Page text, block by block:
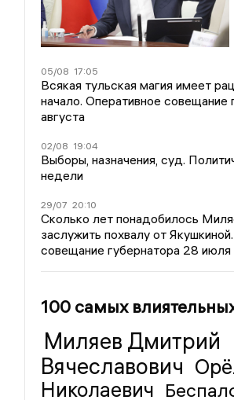
05/08 17:05
Всякая тульская магия имеет
начало. Оперативное совещание
августа
02/08 19:04
Выборы, назначения, суд.
недели
29/07 20:10
Сколько лет понадобилось
заслужить похвалу от
совещание губернатора 28 июля
100 самых
Миляев Дмитрий
Вячеславович
Николаевич